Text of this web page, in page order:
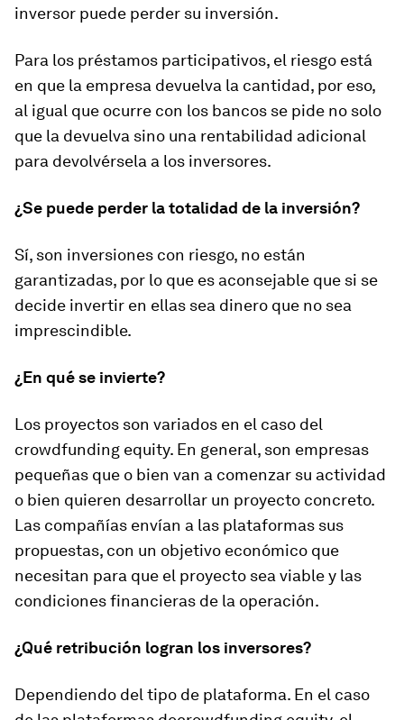
inversor puede perder su inversión.
Para los préstamos participativos, el riesgo está
en que la empresa devuelva la cantidad, por eso,
al igual que ocurre con los bancos se pide no solo
que la devuelva sino una rentabilidad adicional
para devolvérsela a los inversores.
¿Se puede perder la totalidad de la inversión?
Sí, son inversiones con riesgo, no están
garantizadas, por lo que es aconsejable que si se
decide invertir en ellas sea dinero que no sea
imprescindible.
¿En qué se invierte?
Los proyectos son variados en el caso del
crowdfunding equity. En general, son empresas
pequeñas que o bien van a comenzar su actividad
o bien quieren desarrollar un proyecto concreto.
Las compañías envían a las plataformas sus
propuestas, con un objetivo económico que
necesitan para que el proyecto sea viable y las
condiciones financieras de la operación.
¿Qué retribución logran los inversores?
Dependiendo del tipo de plataforma. En el caso